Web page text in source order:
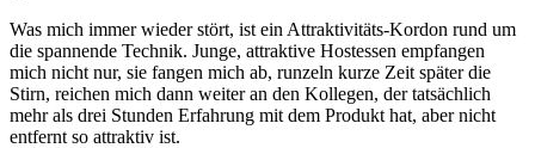
Was mich immer wieder stört, ist ein Attraktivitäts-Kordon rund um
die spannende Technik. Junge, attraktive Hostessen empfangen
mich nicht nur, sie fangen mich ab, runzeln kurze Zeit später die
Stirn, reichen mich dann weiter an den Kollegen, der tatsächlich
mehr als drei Stunden Erfahrung mit dem Produkt hat, aber nicht
entfernt so attraktiv ist.